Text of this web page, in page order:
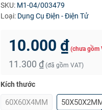
SKU: M1-04/003479
Loại: Dụng Cụ Điện - Điện Tử
10.000 ₫ (chưa gồm
11.300 ₫ (đã gồm VAT)
Kích thước
60X60X4MM